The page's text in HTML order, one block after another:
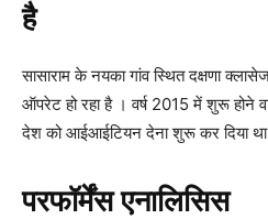
है
सासाराम के नयका गांव स्थित दक्षणा
ऑपरेट हो रहा है । वर्ष 2015 में शुरू होने
देश को आईआईटियन देना शुरू कर दिया
परफॉर्मेंस एनालिसिस